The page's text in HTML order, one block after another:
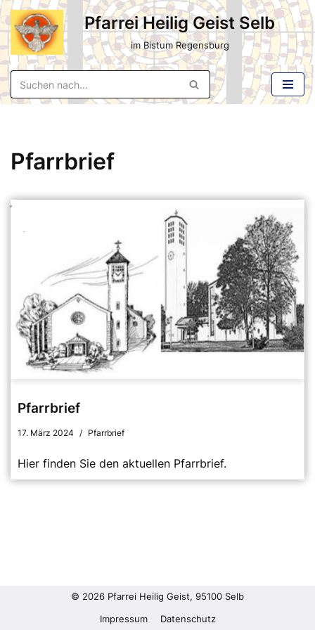
Zum
Inhalt
springen
Pfarrei Heilig Geist Selb
im Bistum Regensburg
Pfarrbrief
Pfarrbrief
17. März 2024 Pfarrbrief
Hier finden Sie den aktuellen Pfarrbrief.
© 2026 Pfarrei Heilig Geist, 95100 Selb
Impressum Datenschutz